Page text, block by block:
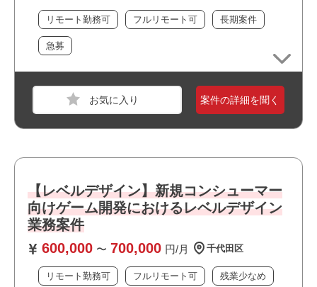
リモート勤務可 フルリモート可 長期案件
急募
案件の詳細を聞く
【レベルデザイン】新規コンシューマー
向けゲーム開発におけるレベルデザイン
業務案件
600,000 〜 700,000 円/月 千代田区
リモート勤務可 フルリモート可 残業少なめ
必須スキル
・Unreal Engineでのレベルデザイン経験3年以上
おすすめポイント
・フルリモート案件です
・新規開発に携われます
・私服/ビジネスカジュアルでの勤務が可能です
必須スキル
GitHub Actions
QAC、CodeSonarを使用した静的解析（実行手順の確立
～）
CI/CD業務に関する知見
※目安1年以上